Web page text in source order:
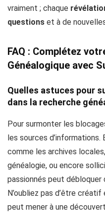
vraiment ; chaque
questions et à de
FAQ : Complétez
Généalogique avec
Quelles astuces pour
dans la recherche
Pour surmonter les
les sources
comme les archives
généalogie, ou encore
passionnés peut
N’oubliez pas d’être
peut mener à une